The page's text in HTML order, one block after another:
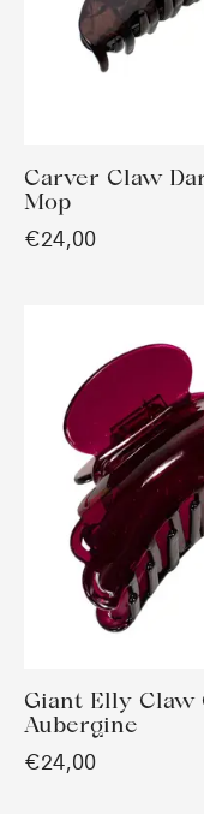
Carver Claw
Mop
€24,00
Giant Elly Claw
Aubergine
€24,00